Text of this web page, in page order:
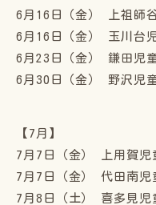
6月16日（金） 上祖師
6月16日（金） 玉川台
6月23日（金） 鎌田児
6月30日（金） 野沢児
【7月】
7月7日（金） 上用賀児
7月7日（金） 代田南児
7月8日（土） 喜多見児